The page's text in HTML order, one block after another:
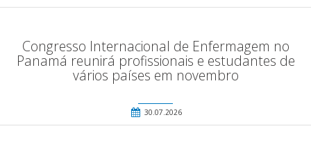
Congresso Internacional de Enfermagem no
Panamá reunirá profissionais e estudantes de
vários países em novembro
30.07.2026